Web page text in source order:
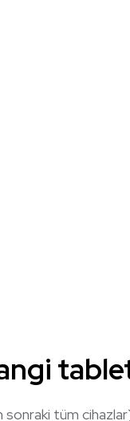
sonraki tüm